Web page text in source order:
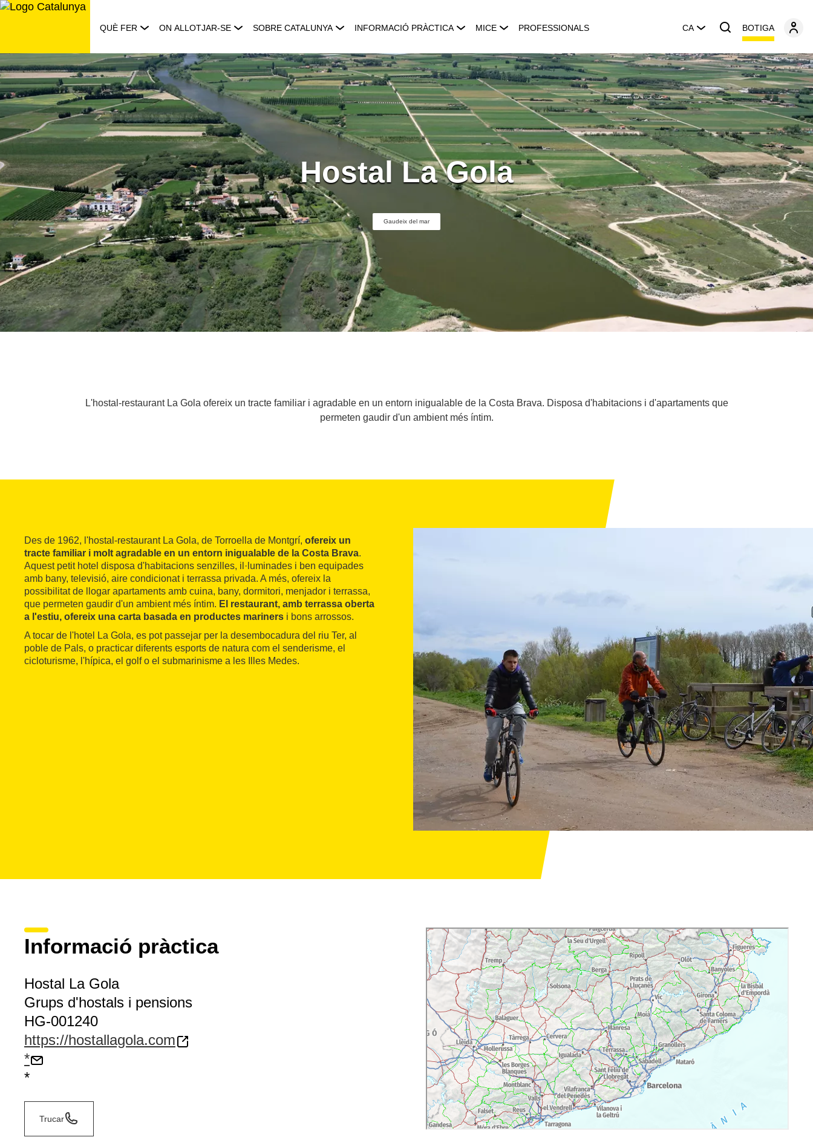
Saltar
QUÈ FER ON ALLOTJAR-SE SOBRE CATALUNYA INFORMACIÓ PRÀCTICA MICE PROFESSIONALS CA BOTIGA
Hostal La Gola
Gaudeix del mar
L'hostal-restaurant La Gola ofereix un tracte familiar i agradable en un entorn inigualable de la Costa Brava. Disposa d'habitacions i d'apartaments que
permeten gaudir d'un ambient més íntim.
Des de 1962, l'hostal-restaurant La Gola, de Torroella de Montgrí, ofereix un
tracte familiar i molt agradable en un entorn inigualable de la Costa Brava.
Aquest petit hotel disposa d'habitacions senzilles, il·luminades i ben equipades
amb bany, televisió, aire condicionat i terrassa privada. A més, ofereix la
possibilitat de llogar apartaments amb cuina, bany, dormitori, menjador i terrassa,
que permeten gaudir d'un ambient més íntim. El restaurant, amb terrassa oberta
a l'estiu, ofereix una carta basada en productes mariners i bons arrossos.
A tocar de l'hotel La Gola, es pot passejar per la desembocadura del riu Ter, al
poble de Pals, o practicar diferents esports de natura com el senderisme, el
cicloturisme, l'hípica, el golf o el submarinisme a les Illes Medes.
Informació pràctica
Hostal La Gola
Grups d'hostals i pensions
HG-001240
https://hostallagola.com
*
*
Trucar